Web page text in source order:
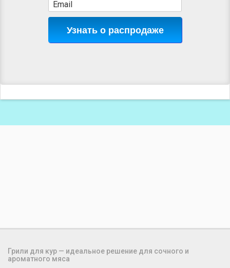
Узнать о распродаже
Грили для кур — идеальное решение для сочного и
ароматного мяса